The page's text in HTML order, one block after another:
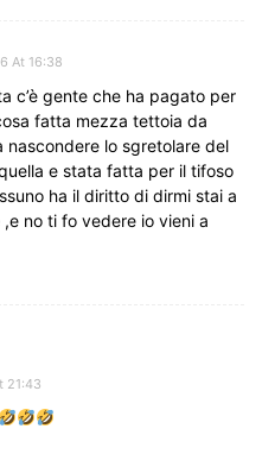
At 16:38
c’è gente che ha pagato per
fatta mezza tettoia da
nascondere lo sgretolare del
e stata fatta per il tifoso
ha il diritto di dirmi stai a
no ti fo vedere io vieni a
21:43